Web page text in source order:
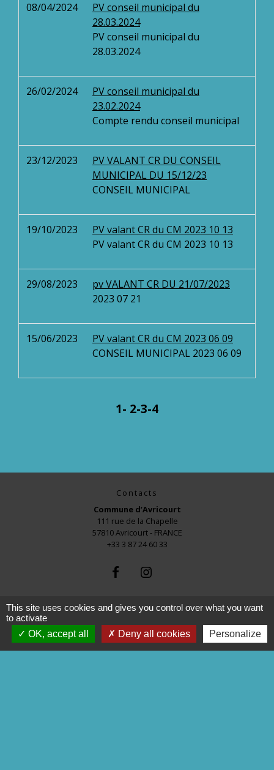
08/04/2024
PV conseil municipal du
28.03.2024
PV conseil municipal du
28.03.2024
26/02/2024
PV conseil municipal du
23.02.2024
Compte rendu conseil municipal
23/12/2023
PV VALANT CR DU CONSEIL
MUNICIPAL DU 15/12/23
CONSEIL MUNICIPAL
19/10/2023
PV valant CR du CM 2023 10 13
PV valant CR du CM 2023 10 13
29/08/2023
pv VALANT CR DU 21/07/2023
2023 07 21
15/06/2023
PV valant CR du CM 2023 06 09
CONSEIL MUNICIPAL 2023 06 09
1- 2-3-4
Contacts
Commune d’Avricourt
111 rue de la Chapelle
57810 Avricourt - FRANCE
+33 3 87 24 60 33
Liens
This site uses cookies and gives you control over what you want
to activate
OK, accept all
Deny all cookies Personalize